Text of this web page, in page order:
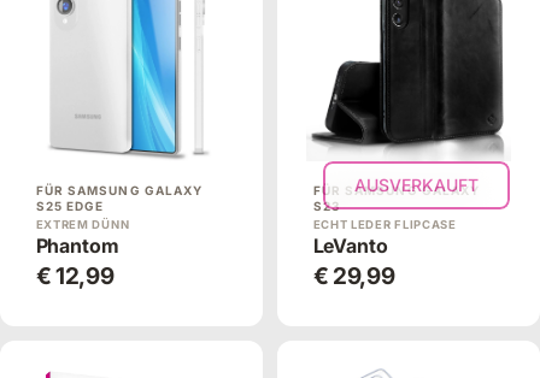
FÜR SAMSUNG GALAXY
S25 EDGE
EXTREM DÜNN
Phantom
€ 12,99
AUSVERKAUFT
FÜR SAMSUNG GALAXY
S23
ECHT LEDER FLIPCASE
LeVanto
€ 29,99